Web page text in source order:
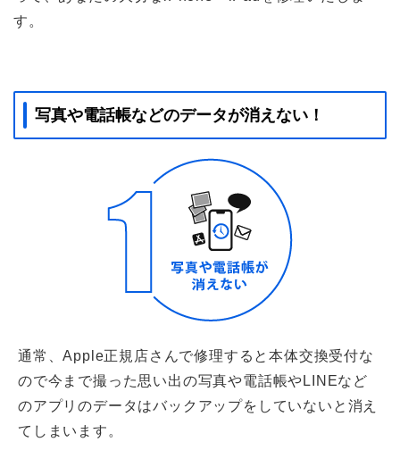
す。
写真や電話帳などのデータが消えない！
通常、Apple正規店さんで修理すると本体交換受付な
ので今まで撮った思い出の写真や電話帳やLINEなど
のアプリのデータはバックアップをしていないと消え
てしまいます。